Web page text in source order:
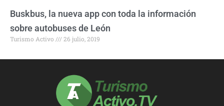
Buskbus, la nueva app con toda la información
sobre autobuses de León
Turismo Activo 26 julio, 2019